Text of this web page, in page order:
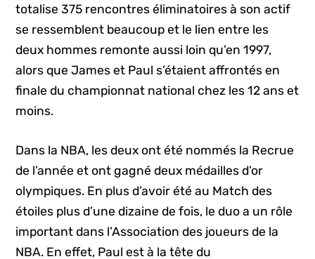
totalise 375 rencontres éliminatoires à son actif
se ressemblent beaucoup et le lien entre les
deux hommes remonte aussi loin qu’en 1997,
alors que James et Paul s’étaient affrontés en
finale du championnat national chez les 12 ans et
moins.
Dans la NBA, les deux ont été nommés la Recrue
de l’année et ont gagné deux médailles d’or
olympiques. En plus d’avoir été au Match des
étoiles plus d’une dizaine de fois, le duo a un rôle
important dans l’Association des joueurs de la
NBA. En effet, Paul est à la tête du